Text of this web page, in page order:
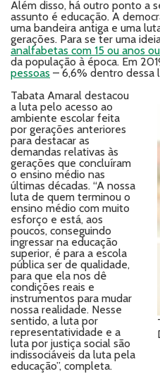
Além disso, há outro ponto a
assunto é educação. A
uma bandeira antiga e uma
gerações. Para se ter uma
analfabetas com 15 ou anos
da população à época. Em
pessoas – 6,6% dentro dessa
Tabata Amaral destacou
a luta pelo acesso ao
ambiente escolar feita
por gerações anteriores
para destacar as
demandas relativas às
gerações que concluíram
o ensino médio nas
últimas décadas. “A nossa
luta de quem terminou o
ensino médio com muito
esforço e está, aos
poucos, conseguindo
ingressar na educação
superior, é para a escola
pública ser de qualidade,
para que ela nos dê
condições reais e
instrumentos para mudar
nossa realidade. Nesse
sentido, a luta por
representatividade e a
luta por justiça social são
indissociáveis da luta pela
educação”, completa.